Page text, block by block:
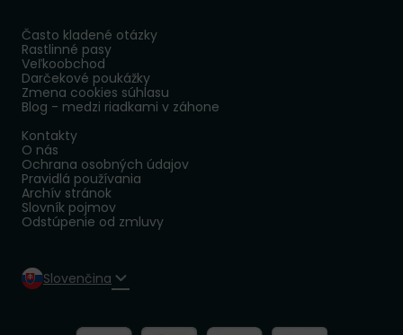
Často kladené otázky
Rastlinné pasy
Veľkoobchod
Darčekové poukážky
Zmena cookies súhlasu
Blog - medzi riadkami v záhone
Kontakty
O nás
Ochrana osobných údajov
Pravidlá používania
Archív stránok
Slovník pojmov
Odstúpenie od zmluvy
Slovenčina